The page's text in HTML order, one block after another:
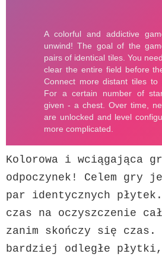
Kolorowa i wciągająca
odpoczynek! Celem gry
par identycznych
czas na oczyszczenie
zanim skończy się czas.
bardziej odległe płytki,